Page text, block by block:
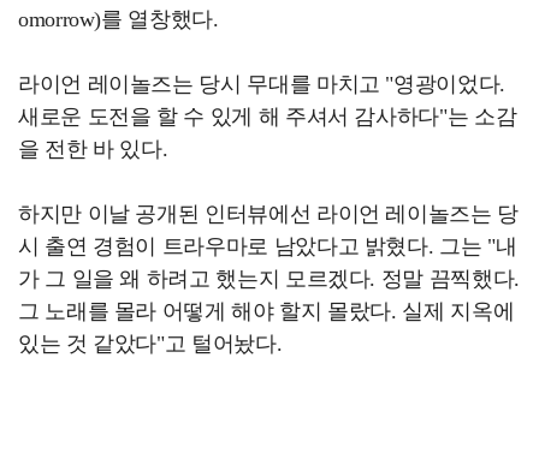
omorrow)를 열창했다.
라이언 레이놀즈는 당시 무대를 마치고 "영광이었다.
새로운 도전을 할 수 있게 해 주셔서 감사하다"는 소감
을 전한 바 있다.
하지만 이날 공개된 인터뷰에선 라이언 레이놀즈는 당
시 출연 경험이 트라우마로 남았다고 밝혔다. 그는 "내
가 그 일을 왜 하려고 했는지 모르겠다. 정말 끔찍했다.
그 노래를 몰라 어떻게 해야 할지 몰랐다. 실제 지옥에
있는 것 같았다"고 털어놨다.